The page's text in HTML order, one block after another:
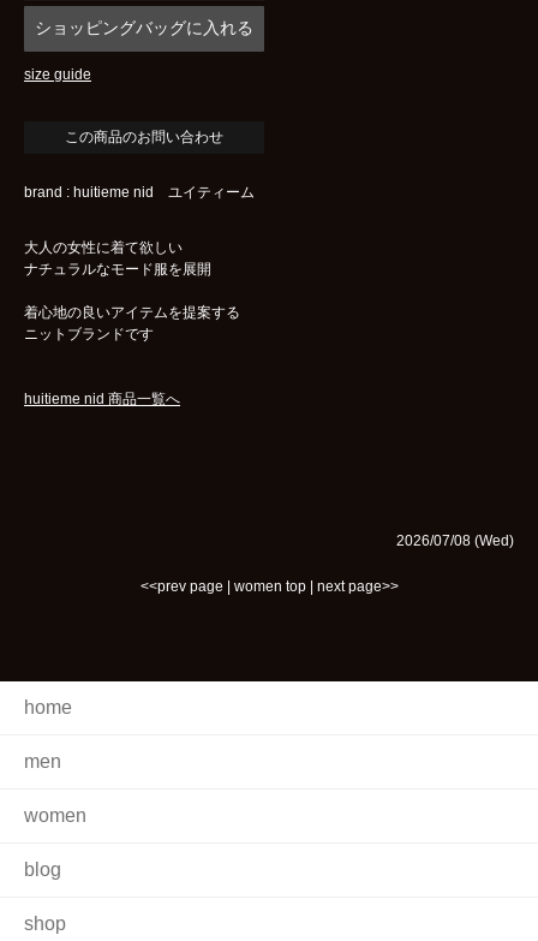
size guide
brand : huitieme nid ユイティーム
大人の女性に着て欲しい
ナチュラルなモード服を展開
着心地の良いアイテムを提案する
ニットブランドです
huitieme nid 商品一覧へ
2026/07/08 (Wed)
<<prev page | women top| next page>>
home
men
women
blog
shop